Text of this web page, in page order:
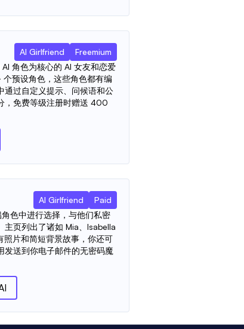
AI Girlfriend
Freemium
角色为核心的 AI 女友和恋爱
预设角色，这些角色都有编
通过自定义提示、问候语和公
，免费等级注册时赠送 400
AI Girlfriend
Paid
色中进行选择，与他们私密
主页列出了诸如 Mia、Isabella
片和简短背景故事，你还可
发送到你电子邮件的无密码魔